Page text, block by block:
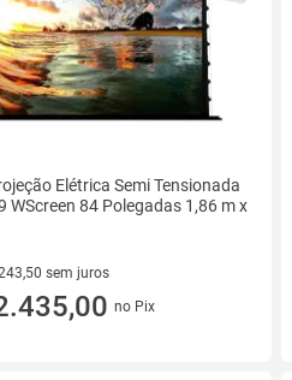
Elétrica Semi Tensionada
WScreen 84 Polegadas 1,86 m x
sem juros
243,50 sem jurosno Pix